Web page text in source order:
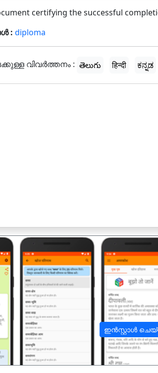
certifying the successful
: diploma
വിവർത്തനം : తెలుగు हिन्दी ಕನ್ನಡ
ഇൻസ്റ്റാൾ